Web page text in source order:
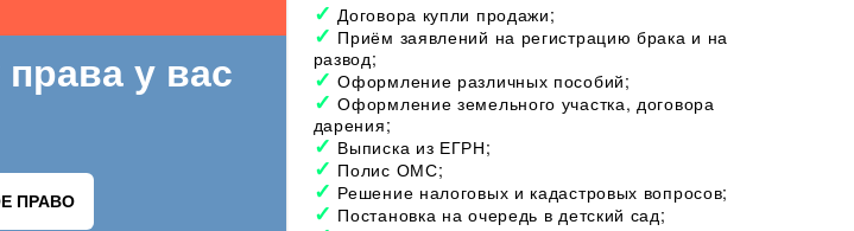
Договора купли продажи;
Приём заявлений на регистрацию брака и на
развод;
Оформление различных пособий;
Оформление земельного участка, договора
дарения;
Выписка из ЕГРН;
Полис ОМС;
Решение налоговых и кадастровых вопросов;
Постановка на очередь в детский сад;